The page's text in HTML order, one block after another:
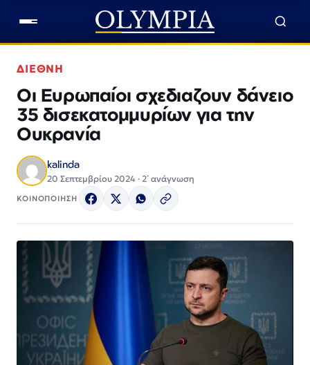
ΔΙΕΘΝΗ
Οι Ευρωπαίοι σχεδιαζουν δάνειο
35 δισεκατομμυρίων για την
Ουκρανία
kalinda
20 Σεπτεμβρίου 2024 · 2΄ ανάγνωση
ΚΟΙΝΟΠΟΙΗΣΗ